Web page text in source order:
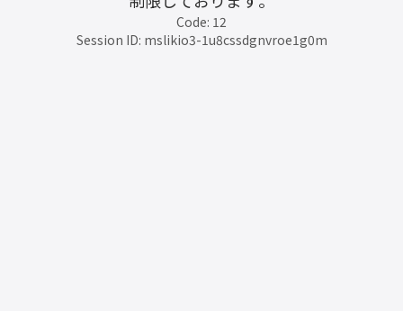
Code: 12
Session ID: mslikio3-1u8cssdgnvroe1g0m